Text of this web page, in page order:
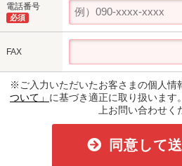
電話番号
必須
FAX
※ご入力いただいたお客さまの個人情
ついて」 に基づき適正に取り扱いま
上お問い合わせく
同意して